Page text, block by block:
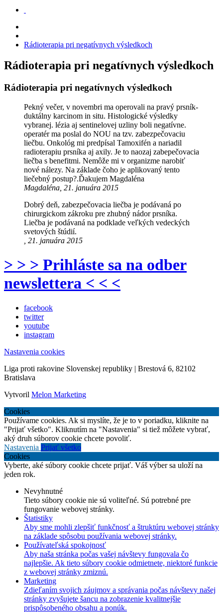
Rádioterapia pri negatívnych výsledkoch
Rádioterapia pri negatívnych výsledkoch
Rádioterapia pri negatívnych výsledkoch
Pekný večer, v novembri ma operovali na pravý prsník-
duktálny karcinom in situ. Histologické výsledky
vybranej. lézia aj sentinelovej uzliny boli negatívne.
operatér ma poslal do NOU na tzv. zabezpečovaciu
liečbu. Onkológ mi predpísal Tamoxifén a nariadil
radioterapiu prsníka aj axily. Je to naozaj zabepečovacia
liečba s benefitmi. Nemôže mi v organizme narobiť
nové nálezy. Na základe čoho je aplikovaný tento
liečebný postup?.Ďakujem Magdaléna
Magdaléna, 21. januára 2015
Dobrý deň, zabezpečovacia liečba je podávaná po
chirurgickom zákroku pre zhubný nádor prsníka.
Liečba je podávaná na podklade veľkých vedeckých
svetových štúdií.
, 21. januára 2015
> > > Prihláste sa na odber
newslettera < < <
facebook
twitter
youtube
instagram
Nastavenia cookies
Liga proti rakovine Slovenskej republiky | Brestová 6, 82102
Bratislava
Vytvoril Melon Marketing
Cookies
Používame cookies. Ak si myslíte, že je to v poriadku, kliknite na
"Prijať všetko". Kliknutím na "Nastavenia" si tiež môžete vybrať,
aký druh súborov cookie chcete povoliť.
Nastavenia Prijať všetko
Cookies
Vyberte, aké súbory cookie chcete prijať. Váš výber sa uloží na
jeden rok.
Nevyhnutné
Tieto súbory cookie nie sú voliteľné. Sú potrebné pre
fungovanie webovej stránky.
Štatistiky
Aby sme mohli zlepšiť funkčnosť a štruktúru webovej stránky
na základe spôsobu používania webovej stránky.
Používateľská spokojnosť
Aby naša stránka počas vašej návštevy fungovala čo
najlepšie. Ak tieto súbory cookie odmietnete, niektoré funkcie
z webovej stránky zmiznú.
Marketing
Zdieľaním svojich záujmov a správania počas návštevy našej
stránky zvyšujete šancu na zobrazenie kvalitnejšie
prispôsobeného obsahu a ponúk.